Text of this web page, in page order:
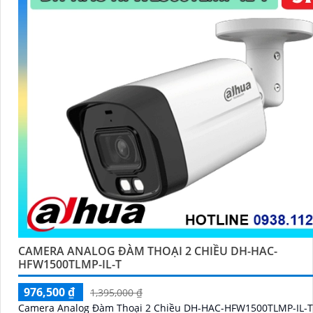
CAMERA ANALOG ĐÀM THOẠI 2 CHIỀU DH-HAC-
HFW1500TLMP-IL-T
976,500 ₫
1,395,000 ₫
Camera Analog Đàm Thoại 2 Chiều DH-HAC-HFW1500TLMP-IL-